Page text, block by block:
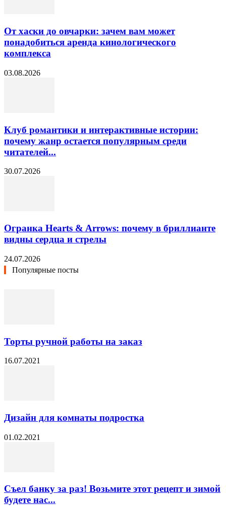
От хаски до овчарки: зачем вам может
понадобиться аренда кинологического
комплекса
03.08.2026
Клуб романтики и интерактивные истории:
почему жанр остается популярным среди
читателей...
30.07.2026
Огранка Hearts & Arrows: почему в бриллианте
видны сердца и стрелы
24.07.2026
Популярные посты
Торты ручной работы на заказ
16.07.2021
Дизайн для комнаты подростка
01.02.2021
Съел банку за раз! Возьмите этот рецепт и зимой
будете нас...